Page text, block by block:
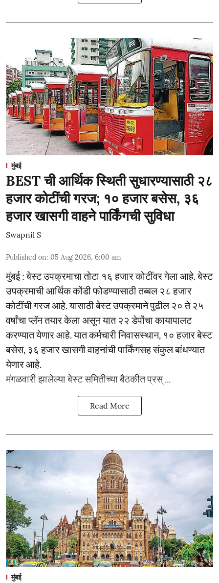
मुंबई
BEST ची आर्थिक स्थिती सुधारण्यासाठी २८
हजार कोटींची गरज; १० हजार बसेस, ३६
हजार खासगी वाहने पार्किंगची सुविधा
Swapnil S
Published on: 05 Aug 2026, 6:00 am
मुंबई : बेस्ट उपक्रमाचा तोटा १६ हजार कोटींवर गेला आहे. बेस्ट
उपक्रमाची आर्थिक कोंडी फोडण्यासाठी तब्बल २८ हजार
कोटींची गरज आहे. यासाठी बेस्ट उपक्रमाने पुढील २० ते २५
वर्षांचा प्लॅन तयार केला असून यात २२ डेपोंचा कायापालट
करण्यात येणार आहे. यात कर्मचारी निवासस्थान, १० हजार बेस्ट
बसेस, ३६ हजार खासगी वाहनांची पार्किंगसह संकुल बांधण्यात
येणार आहे.
मंगळवारी झालेल्या बेस्ट समितीच्या बैठकीत प्रस् ...
Read More
मुंबई